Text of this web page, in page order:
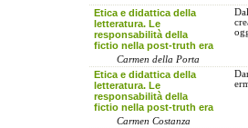
Etica e didattica della
letteratura. Le
responsabilità della
fictio nella post-truth era
Carmen della Porta
Etica e didattica della
letteratura. Le
responsabilità della
fictio nella post-truth era
Carmen Costanza